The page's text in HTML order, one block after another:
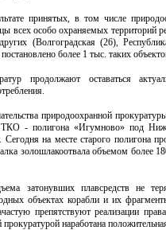
принятых, в том числе
всех особо охраняемых территорий
(Волгоградская (26),
более 1 тыс. таких
продолжают оставаться
природоохранной
- полигона «Игумново» под
на месте старого полигона
золошлакоотвала объемом более
затонувших плавсредств не
объектах корабли и их
препятствуют реализации
наработана